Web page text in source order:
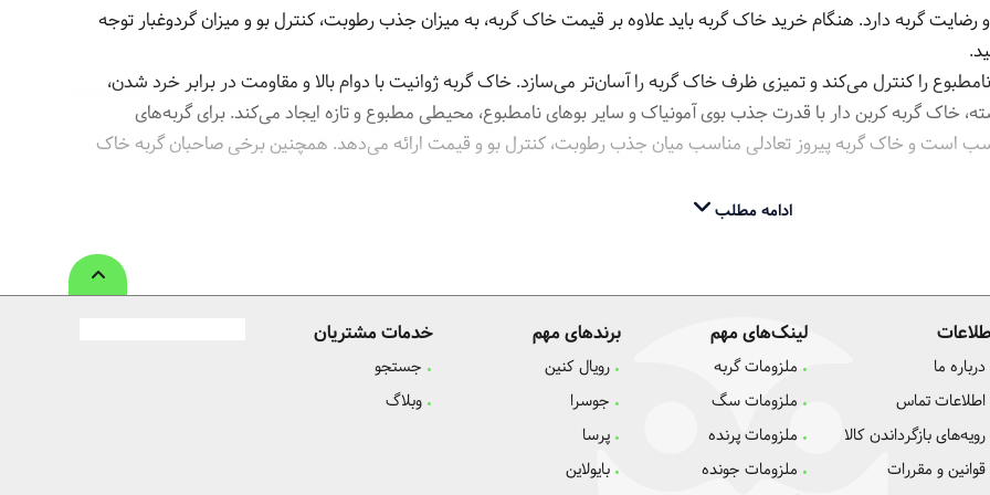
گربه دارد. هنگام خرید خاک گربه باید علاوه بر قیمت خاک گربه، به میزان جذب رطوبت، کنترل بو و میزان گردوغبار توجه
را کنترل می‌کند و تمیزی ظرف خاک گربه را آسان‌تر می‌سازد. خاک گربه ژوانیت با دوام بالا و مقاومت در برابر خرد شدن،
خاک گربه کربن دار با قدرت جذب بوی آمونیاک و سایر بوهای نامطبوع، محیطی مطبوع و تازه ایجاد می‌کند. برای گربه‌های
است و خاک گربه پیروز تعادلی مناسب میان جذب رطوبت، کنترل بو و قیمت ارائه می‌دهد. همچنین برخی صاحبان گربه خاک
تمیز و آرام برای گربه و محیط خانه فراهم می‌شود و می‌توانید از خرید خاک گربه‌ای مطمئن و با کیفیت از پت شاپ آنلاین
صاحبان گربه‌هایی است که به دنبال جذب سریع رطوبت و کنترل مؤثر بو هستند. این محصول بافتی فشرده و کارآمد دارد و به
را آلوده کند. استفاده منظم از خاک پتوپیا باعث می‌شود خانه همیشه تمیز و خوشبو باقی بماند و گربه‌ها حس راحتی و آرامش
ادامه مطلب
درباره ما
اطلاعات تماس
رویه‌های بازگرداندن کالا
قوانین و مقررات
لینک‌های مهم
ملزومات گربه
ملزومات سگ
ملزومات پرنده
ملزومات جونده
برندهای مهم
رویال کنین
جوسرا
پرسا
بایولاین
خدمات مشتریان
جستجو
وبلاگ